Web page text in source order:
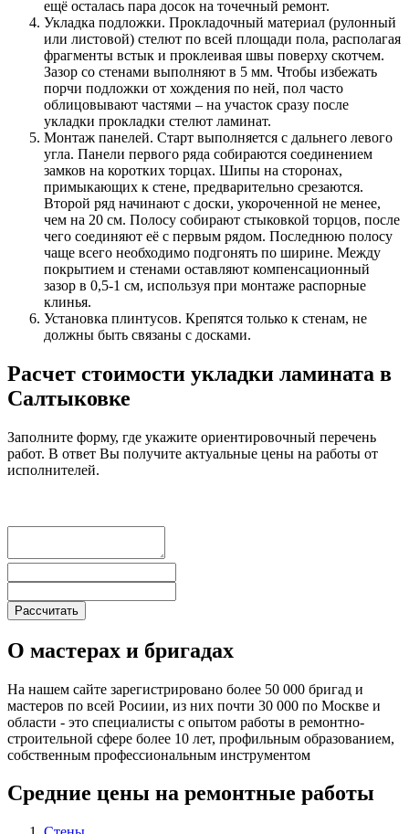
ещё осталась пара досок на точечный ремонт.
Укладка подложки. Прокладочный материал (рулонный
или листовой) стелют по всей площади пола, располагая
фрагменты встык и проклеивая швы поверху скотчем.
Зазор со стенами выполняют в 5 мм. Чтобы избежать
порчи подложки от хождения по ней, пол часто
облицовывают частями – на участок сразу после
укладки прокладки стелют ламинат.
Монтаж панелей. Старт выполняется с дальнего левого
угла. Панели первого ряда собираются соединением
замков на коротких торцах. Шипы на сторонах,
примыкающих к стене, предварительно срезаются.
Второй ряд начинают с доски, укороченной не менее,
чем на 20 см. Полосу собирают стыковкой торцов, после
чего соединяют её с первым рядом. Последнюю полосу
чаще всего необходимо подгонять по ширине. Между
покрытием и стенами оставляют компенсационный
зазор в 0,5-1 см, используя при монтаже распорные
клинья.
Установка плинтусов. Крепятся только к стенам, не
должны быть связаны с досками.
Расчет стоимости укладки ламината в
Салтыковке
Заполните форму, где укажите ориентировочный перечень
работ. В ответ Вы получите актуальные цены на работы от
исполнителей.
О мастерах и бригадах
На нашем сайте зарегистрировано более 50 000 бригад и
мастеров по всей Росиии, из них почти 30 000 по Москве и
области - это специалисты с опытом работы в ремонтно-
строительной сфере более 10 лет, профильным образованием,
собственным профессиональным инструментом
Средние цены на ремонтные работы